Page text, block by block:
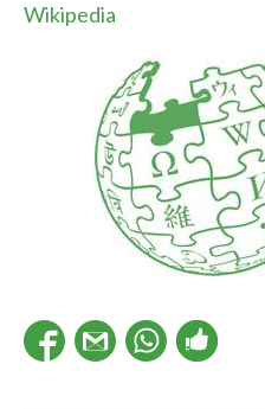
Wikipedia